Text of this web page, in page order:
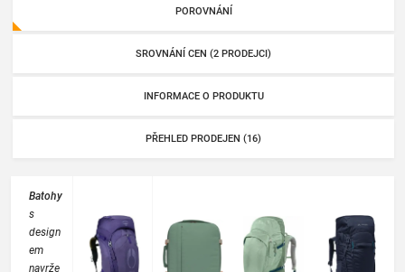
POROVNÁNÍ
SROVNÁNÍ CEN (2 PRODEJCI)
INFORMACE O PRODUKTU
PŘEHLED PRODEJEN (16)
Batohy
s
design
em
navrže